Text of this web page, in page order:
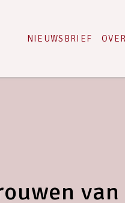
NIEUWSBRIEF
van